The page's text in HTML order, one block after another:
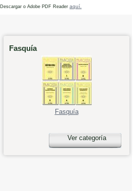
Descargar o Adobe PDF Reader aquí.
Fasquía
Fasquía
Ver categoría